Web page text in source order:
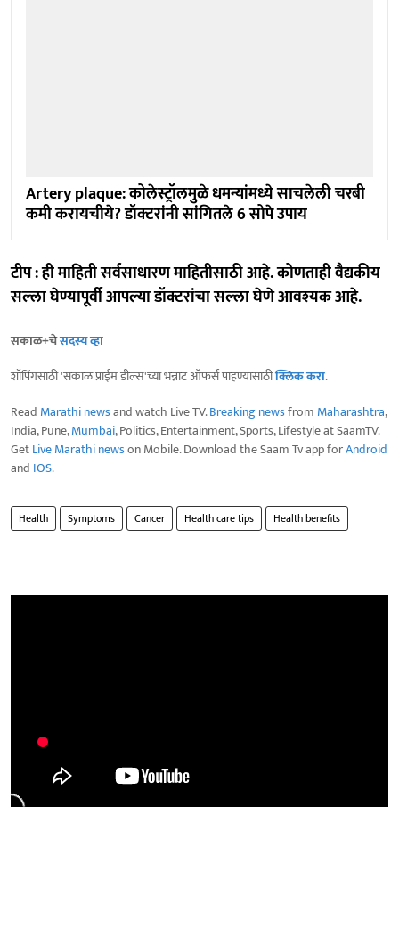
Artery plaque: कोलेस्ट्रॉलमुळे धमन्यांमध्ये साचलेली चरबी
कमी करायचीये? डॉक्टरांनी सांगितले 6 सोपे उपाय
टीप : ही माहिती सर्वसाधारण माहितीसाठी आहे. कोणताही वैद्यकीय
सल्ला घेण्यापूर्वी आपल्या डॉक्टरांचा सल्ला घेणे आवश्यक आहे.
सकाळ+चेसदस्य व्हा
शॉपिंगसाठी 'सकाळ प्राईम डील्स'च्या भन्नाट ऑफर्स पाहण्यासाठीक्लिक करा.
Read Marathi newsand watch Live TV.Breaking newsfrom Maharashtra,
India, Pune,Mumbai, Politics, Entertainment, Sports, Lifestyle at SaamTV.
GetLive Marathi newson Mobile. Download the Saam Tv app forAndroid
and IOS.
Health Symptoms Cancer Health care tips Health benefits